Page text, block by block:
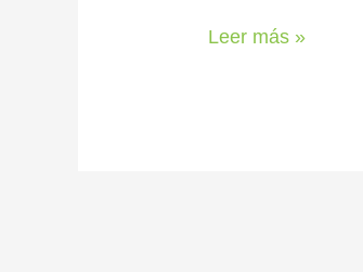
Leer más »